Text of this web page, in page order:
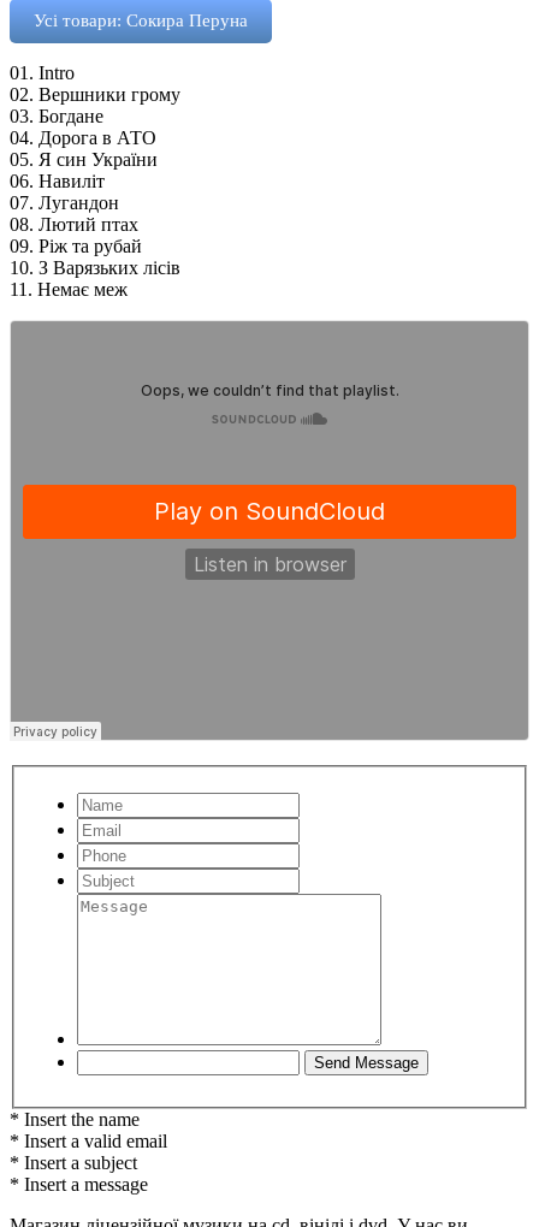
Усі товари: Сокира Перуна
01. Intro
02. Вершники грому
03. Богдане
04. Дорога в АТО
05. Я син України
06. Навиліт
07. Лугандон
08. Лютий птах
09. Ріж та рубай
10. З Варязьких лісів
11. Немає меж
* Insert the name
* Insert a valid email
* Insert a subject
* Insert a message